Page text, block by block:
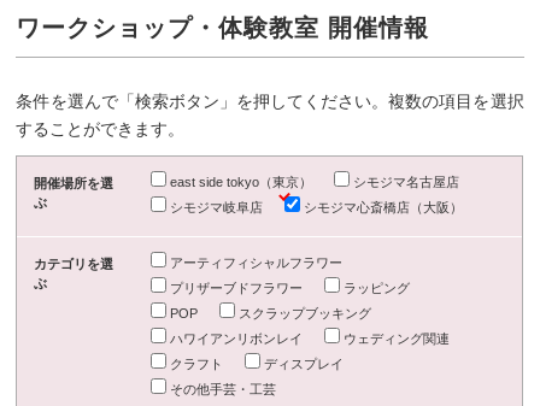
ワークショップ・体験教室 開催情報
条件を選んで「検索ボタン」を押してください。複数の項目を選択
することができます。
開催場所を選
ぶ
east side tokyo（東京）
シモジマ名古屋店
シモジマ岐阜店
シモジマ心斎橋店（大阪）
カテゴリを選
ぶ
アーティフィシャルフラワー
プリザーブドフラワー
ラッピング
POP
スクラップブッキング
ハワイアンリボンレイ
ウェディング関連
クラフト
ディスプレイ
その他手芸・工芸